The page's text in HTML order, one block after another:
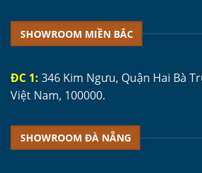
SHOWROOM MIỀN BẮC
ĐC 1: 346 Kim Ngưu, Quận Hai Bà
Việt Nam, 100000.
SHOWROOM ĐÀ NẴNG